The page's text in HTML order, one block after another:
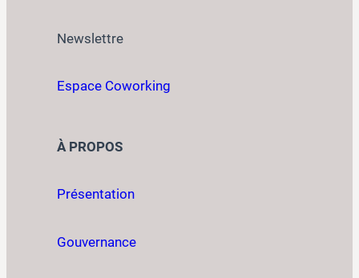
Newslettre
Espace Coworking
À PROPOS
Présentation
Gouvernance